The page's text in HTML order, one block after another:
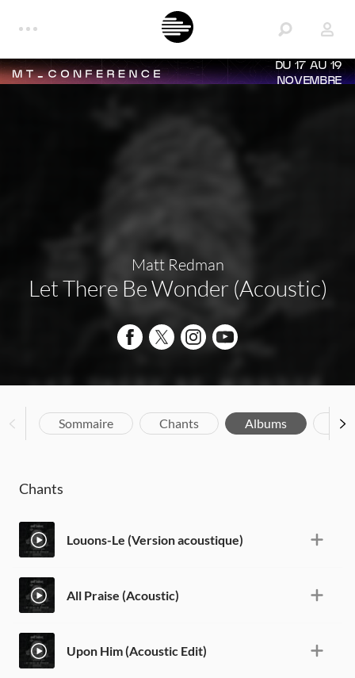
DU 17 AU 19
NOVEMBRE
Matt Redman
Let There Be Wonder (Acoustic)
Sommaire Chants Albums
Chants
Louons-Le (Version acoustique)
All Praise (Acoustic)
Upon Him (Acoustic Edit)